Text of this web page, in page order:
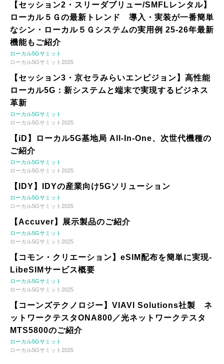
【セッション2・スリーダブリュー/SMFLレンタル】
ローカル５Ｇの最新トレンド 導入・実装が一番簡単
なシン・ローカル５Ｇシステムの実用例 25-26年最新
機能もご紹介
ローカル5Gサミット
ローカル5Gサミット2025
【セッション3・京セラみらいエンビジョン】高性能
ローカル5G：新システムと端末で実現するビジネス
革新
ローカル5Gサミット
ローカル5Gサミット2025
【iD】ローカル5G基地局 All-In-One、次世代機種の
ご紹介
ローカル5Gサミット
ローカル5Gサミット2025
【IDY】IDYの産業向け5Gソリューション
ローカル5Gサミット
ローカル5Gサミット2025
【Accuver】展示製品のご紹介
ローカル5Gサミット
ローカル5Gサミット2025
【コモン・クリエーション】eSIM配布を簡単に実現-
LibeSIMサービス概要
ローカル5Gサミット
ローカル5Gサミット2025
【コーンズテクノロジー】VIAVI Solutions社製 ネ
ットワークテスタONA800／光ネットワークテスタ
MTS5800のご紹介
ローカル5Gサミット
ローカル5Gサミット2025